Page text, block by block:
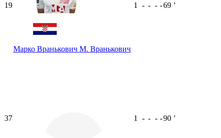
19
Марко Вранькович М. Вранькович
1 - - - -69 ʼ
37 1 - - - -90 ʼ